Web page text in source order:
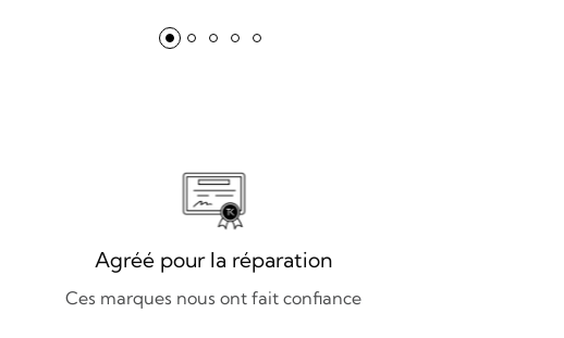
Agréé pour la réparation
Ces marques nous ont fait confiance